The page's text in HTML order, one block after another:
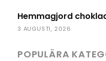
Hemmagjord
3 AUGUSTI, 2026
POPULÄRA